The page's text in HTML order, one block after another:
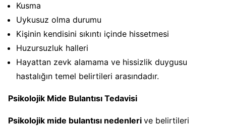
Kusma
Uykusuz olma durumu
Kişinin kendisini sıkıntı içinde hissetmesi
Huzursuzluk halleri
Hayattan zevk alamama ve hissizlik duygusu
hastalığın temel belirtileri arasındadır.
Psikolojik Mide Bulantısı Tedavisi
Psikolojik mide bulantısı nedenleri ve belirtileri